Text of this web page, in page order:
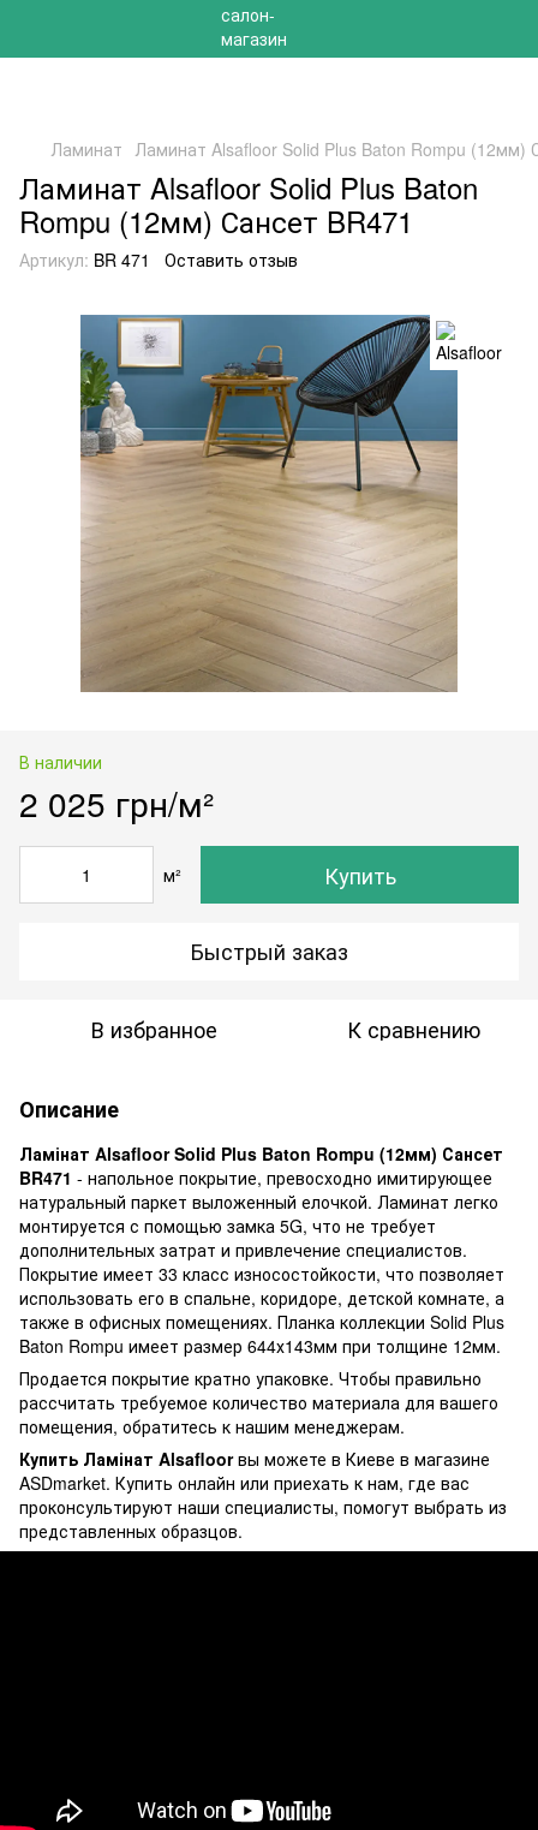
Ламинат Ламинат Alsafloor Solid Plus Baton Rompu (12мм)
Ламинат Alsafloor Solid Plus Baton
Rompu (12мм) Сансет BR471
Артикул: BR 471 Оставить отзыв
В наличии
2 025 грн/м²
м² Купить
Быстрый заказ
В избранное К сравнению
Описание
Ламінат Alsafloor Solid Plus Baton Rompu (12мм) Сансет
BR471 - напольное покрытие, превосходно имитирующее
натуральный паркет выложенный елочкой. Ламинат легко
монтируется с помощью замка 5G, что не требует
дополнительных затрат и привлечение специалистов.
Покрытие имеет 33 класс износостойкости, что позволяет
использовать его в спальне, коридоре, детской комнате, а
также в офисных помещениях. Планка коллекции Solid Plus
Baton Rompu имеет размер 644х143мм при толщине 12мм.
Продается покрытие кратно упаковке. Чтобы правильно
рассчитать требуемое количество материала для вашего
помещения, обратитесь к нашим менеджерам.
Купить Ламінат Alsafloorвы можете в Киеве в магазине
ASDmarket. Купить онлайн или приехать к нам, где вас
проконсультируют наши специалисты, помогут выбрать из
представленных образцов.